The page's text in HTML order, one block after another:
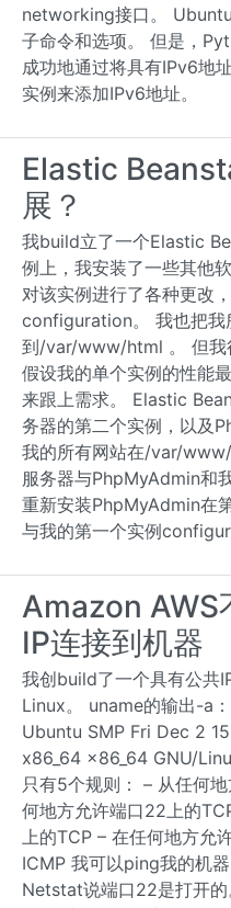
networking接口。
子命令和选项。 但是，
成功地通过将具有IPv6地
实例来添加IPv6地址。
Elastic
展？
我build立了一个Elastic
例上，我安装了一些其他
对该实例进行了各种更改
configuration。 我也把
到/var/www/html 。 但我
假设我的单个实例的性能
来跟上需求。 Elastic
务器的第二个实例，以及
我的所有网站在/var/
服务器与PhpMyAdmin和
重新安装PhpMyAdmin在
与我的第一个实例
Amazon AWS
IP连接到机器
我创build了一个具有公共
Linux。 uname的输出-a
Ubuntu SMP Fri Dec 2
x86_64 x86_64 GNU/
只有5个规则： – 从任何
何地方允许端口22上的
上的TCP – 在任何地方允
ICMP 我可以ping我的机
Netstat说端口22是打开